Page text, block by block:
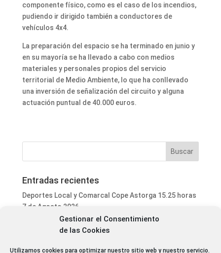
Gestionar el Consentimiento
de las Cookies
Utilizamos cookies para optimizar nuestro sitio web y nuestro servicio.
componente físico, como es el caso de los incendios,
pudiendo ir dirigido también a conductores de
vehículos 4x4.
La preparación del espacio se ha terminado en junio y
en su mayoría se ha llevado a cabo con medios
materiales y personales propios del servicio
territorial de Medio Ambiente, lo que ha conllevado
una inversión de señalización del circuito y alguna
actuación puntual de 40.000 euros.
Entradas recientes
Deportes Local y Comarcal Cope Astorga 15.25 horas
7 de Agosto 2026
Informativo Mediodía Cope Astorga 14.20 horas 7 de
Agosto 2026
San Justo de la Vega acoge este fin de semana un